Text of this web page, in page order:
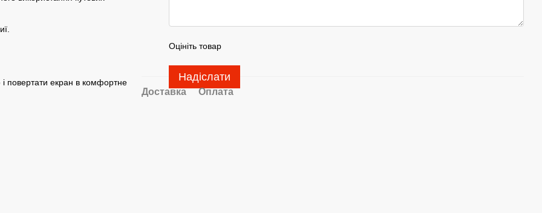
і повертати екран в комфортне
Оцініть товар
Надіслати
Доставка Оплата